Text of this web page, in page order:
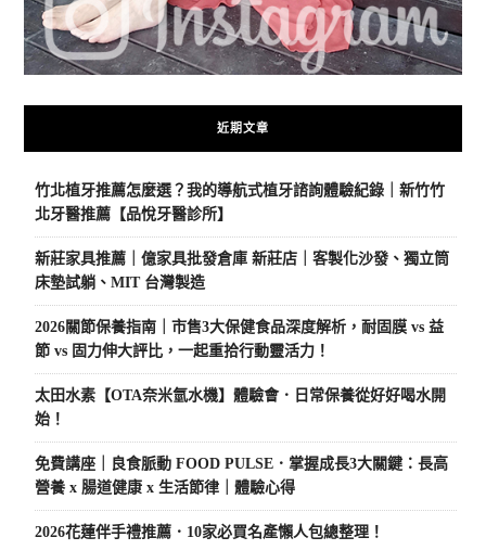
近期文章
竹北植牙推薦怎麼選？我的導航式植牙諮詢體驗紀錄｜新竹竹
北牙醫推薦【品悅牙醫診所】
新莊家具推薦｜億家具批發倉庫 新莊店｜客製化沙發、獨立筒
床墊試躺、MIT 台灣製造
2026關節保養指南｜市售3大保健食品深度解析，耐固膜 vs 益
節 vs 固力伸大評比，一起重拾行動靈活力！
太田水素【OTA奈米氫水機】體驗會．日常保養從好好喝水開
始！
免費講座｜良食脈動 FOOD PULSE．掌握成長3大關鍵：長高
營養 x 腸道健康 x 生活節律｜體驗心得
2026花蓮伴手禮推薦．10家必買名產懶人包總整理！